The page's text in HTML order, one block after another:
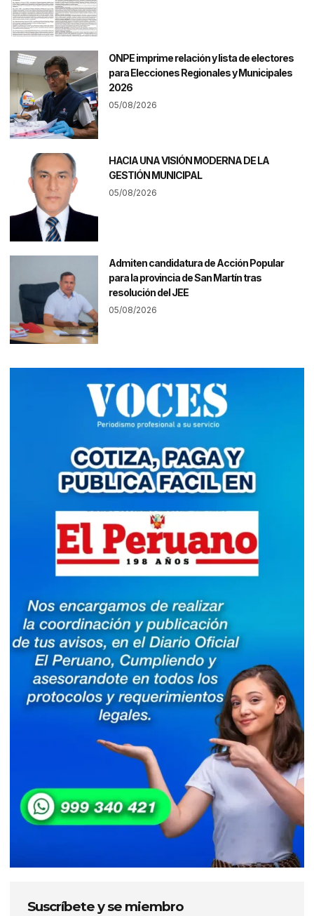
ONPE imprime relación y lista de electores
para Elecciones Regionales y Municipales
2026
05/08/2026
HACIA UNA VISIÓN MODERNA DE LA
GESTIÓN MUNICIPAL
05/08/2026
Admiten candidatura de Acción Popular
para la provincia de San Martín tras
resolución del JEE
05/08/2026
Suscríbete y se miembro